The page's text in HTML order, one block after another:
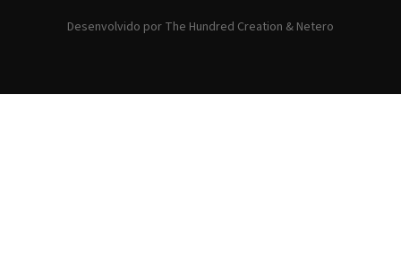
Desenvolvido por The Hundred Creation & Netero